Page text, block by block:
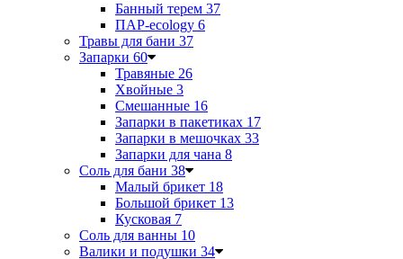
Банный терем 37
ПАР-ecology 6
Травы для бани 37
Запарки 60
Травяные 26
Хвойные 3
Смешанные 16
Запарки в пакетиках 17
Запарки в мешочках 33
Запарки для чана 8
Соль для бани 38
Малый брикет 18
Большой брикет 13
Кусковая 7
Соль для ванны 10
Валики и подушки 34